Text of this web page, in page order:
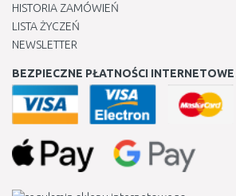
HISTORIA ZAMÓWIEŃ
LISTA ŻYCZEŃ
NEWSLETTER
BEZPIECZNE PŁATNOŚCI INTERNETOWE